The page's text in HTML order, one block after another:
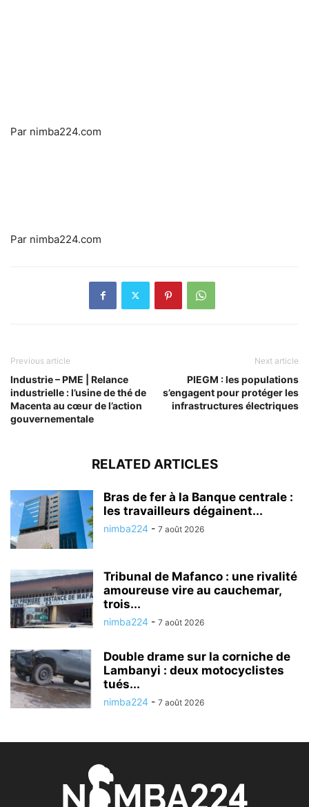
Par nimba224.com
Par nimba224.com
Previous article
Industrie – PME | Relance
industrielle : l’usine de thé de
Macenta au cœur de l’action
gouvernementale
Next article
PIEGM : les populations
s’engagent pour protéger les
infrastructures électriques
RELATED ARTICLES
Bras de fer à la Banque centrale :
les travailleurs dégainent...
nimba224 - 7 août 2026
Tribunal de Mafanco : une rivalité
amoureuse vire au cauchemar,
trois...
nimba224 - 7 août 2026
Double drame sur la corniche de
Lambanyi : deux motocyclistes
tués...
nimba224 - 7 août 2026